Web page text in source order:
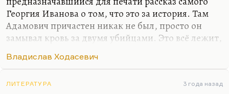
Георгия Иванова о том, что это за история. Там
Адамович причастен никак не был, просто он
замывал кровь за двумя убийцами. Это всё лежит,
Сети. Почитайте. Это довольно широко
она.
Владислав Ходасевич
ЛИТЕРАТУРА 3 года назад